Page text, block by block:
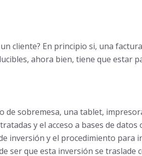
cliente? En principio si, una
ahora bien, tiene que estar
sobremesa, una tablet,
y el acceso a bases de datos
inversión y el procedimiento para
ser que esta inversión se traslade